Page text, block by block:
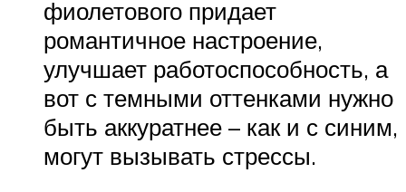
фиолетового придает
романтичное настроение,
улучшает работоспособность, а
вот с темными оттенками нужно
быть аккуратнее – как и с синим,
могут вызывать стрессы.